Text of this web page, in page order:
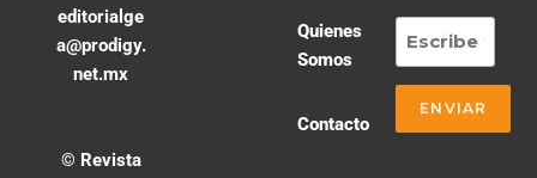
editorialge
a@prodigy.
net.mx
© Revista
Quienes
Somos
Contacto